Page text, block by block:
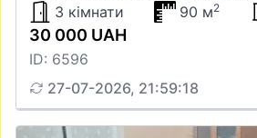
3 кімнати
90 м2
30 000 UAH
ID: 6596
27-07-2026, 21:59:18